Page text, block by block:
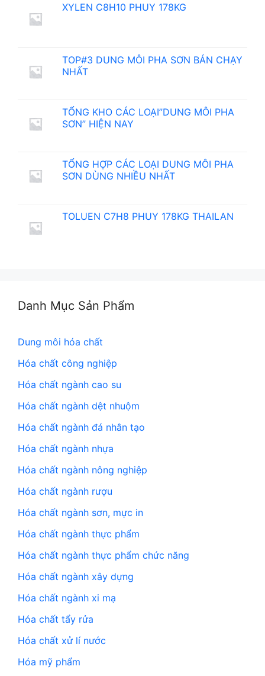
XYLEN C8H10 PHUY 178KG
TOP#3 DUNG MÔI PHA SƠN BÁN CHẠY
NHẤT
TỔNG KHO CÁC LOẠI”DUNG MÔI PHA
SƠN” HIỆN NAY
TỔNG HỢP CÁC LOẠI DUNG MÔI PHA
SƠN DÙNG NHIỀU NHẤT
TOLUEN C7H8 PHUY 178KG THAILAN
Danh Mục Sản Phẩm
Dung môi hóa chất
Hóa chất công nghiệp
Hóa chất ngành cao su
Hóa chất ngành dệt nhuộm
Hóa chất ngành đá nhân tạo
Hóa chất ngành nhựa
Hóa chất ngành nông nghiệp
Hóa chất ngành rượu
Hóa chất ngành sơn, mực in
Hóa chất ngành thực phẩm
Hóa chất ngành thực phẩm chức năng
Hóa chất ngành xây dựng
Hóa chất ngành xi mạ
Hóa chất tẩy rửa
Hóa chất xử lí nước
Hóa mỹ phẩm